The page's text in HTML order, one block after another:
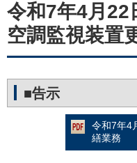
令和7年4月
空調監視装置
■告示
令和7年4
繕業務